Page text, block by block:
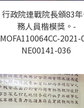
行政院連戰院長頒83
務人員楷模獎。-
MOFA110064CC-2021-
NE00141-036